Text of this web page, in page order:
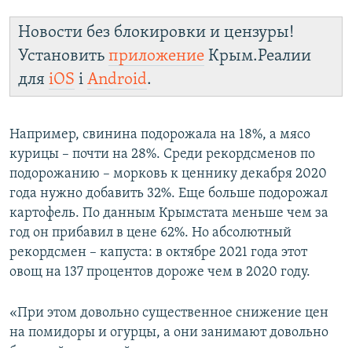
Новости без блокировки и цензуры!
Установить приложение Крым.Реалии
для iOS і Android.
Например, свинина подорожала на 18%, а мясо
курицы – почти на 28%. Среди рекордсменов по
подорожанию – морковь к ценнику декабря 2020
года нужно добавить 32%. Еще больше подорожал
картофель. По данным Крымстата меньше чем за
год он прибавил в цене 62%. Но абсолютный
рекордсмен – капуста: в октябре 2021 года этот
овощ на 137 процентов дороже чем в 2020 году.
«При этом довольно существенное снижение цен
на помидоры и огурцы, а они занимают довольно